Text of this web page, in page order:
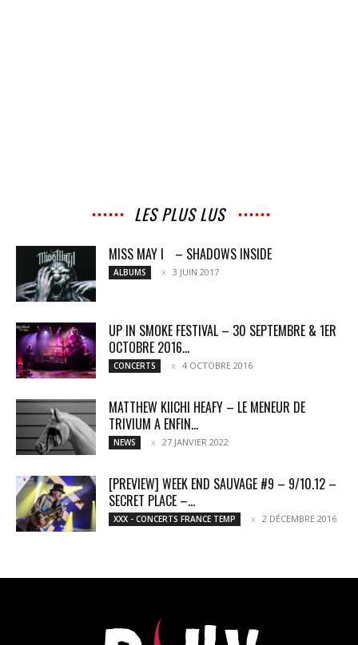
LES PLUS LUS
MISS MAY I – SHADOWS INSIDE
ALBUMS 3 JUIN 2017
UP IN SMOKE FESTIVAL – 30 SEPTEMBRE & 1ER
OCTOBRE 2016...
CONCERTS 4 OCTOBRE 2016
MATTHEW KIICHI HEAFY – LE MENEUR DE
TRIVIUM A ENFIN...
NEWS 27 JANVIER 2022
[PREVIEW] WEEK END SAUVAGE #9 – 9/10.12 –
SECRET PLACE –...
XXX - CONCERTS FRANCE TEMP 2 DÉCEMBRE 2016